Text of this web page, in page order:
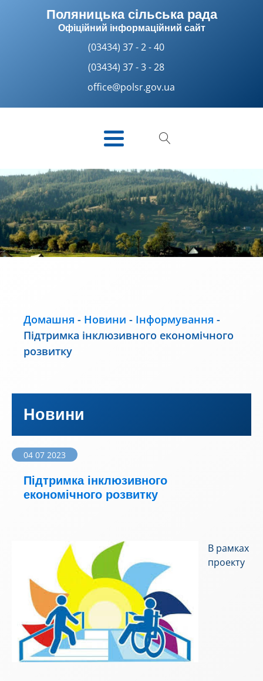
Поляницька сільська рада
Офіційний інформаційний сайт
(03434) 37 - 2 - 40
(03434) 37 - 3 - 28
office@polsr.gov.ua
Домашня - Новини - Інформування -
Підтримка інклюзивного економічного
розвитку
Новини
04 07 2023
Підтримка інклюзивного
економічного розвитку
В рамках
проекту